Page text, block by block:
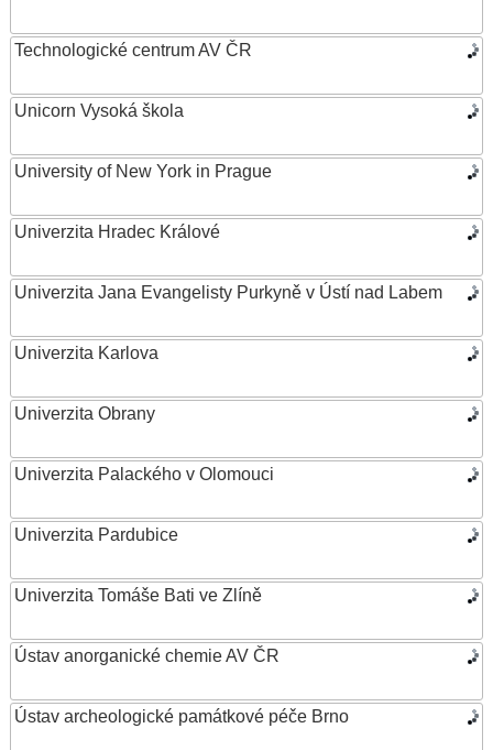
Technologické centrum AV ČR
Unicorn Vysoká škola
University of New York in Prague
Univerzita Hradec Králové
Univerzita Jana Evangelisty Purkyně v Ústí nad Labem
Univerzita Karlova
Univerzita Obrany
Univerzita Palackého v Olomouci
Univerzita Pardubice
Univerzita Tomáše Bati ve Zlíně
Ústav anorganické chemie AV ČR
Ústav archeologické památkové péče Brno